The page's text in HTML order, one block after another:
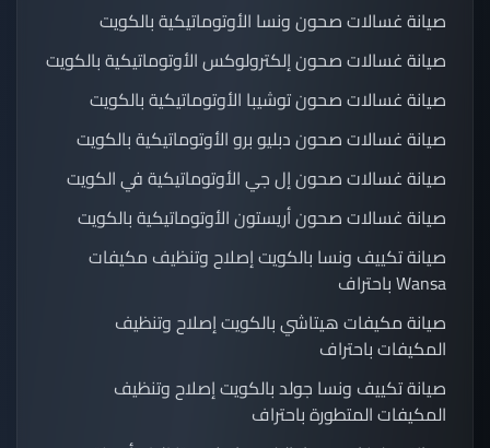
صيانة غسالات صحون ونسا الأوتوماتيكية بالكويت
صيانة غسالات صحون إلكترولوكس الأوتوماتيكية بالكويت
صيانة غسالات صحون توشيبا الأوتوماتيكية بالكويت
صيانة غسالات صحون دبليو برو الأوتوماتيكية بالكويت
صيانة غسالات صحون إل جي الأوتوماتيكية في الكويت
صيانة غسالات صحون أريستون الأوتوماتيكية بالكويت
صيانة تكييف ونسا بالكويت إصلاح وتنظيف مكيفات
Wansa باحتراف
صيانة مكيفات هيتاشي بالكويت إصلاح وتنظيف
المكيفات باحتراف
صيانة تكييف ونسا جولد بالكويت إصلاح وتنظيف
المكيفات المتطورة باحتراف